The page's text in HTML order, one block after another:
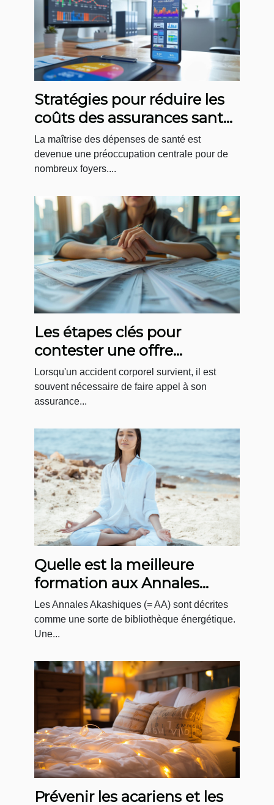
Stratégies pour réduire les
coûts des assurances santé
grâce aux comparateurs en
ligne
La maîtrise des dépenses de santé est
devenue une préoccupation centrale pour de
nombreux foyers....
Les étapes clés pour
contester une offre
d'assurance après un
accident corporel
Lorsqu'un accident corporel survient, il est
souvent nécessaire de faire appel à son
assurance...
Quelle est la meilleure
formation aux Annales
Akashiques ?
Les Annales Akashiques (= AA) sont décrites
comme une sorte de bibliothèque énergétique.
Une...
Prévenir les acariens et les